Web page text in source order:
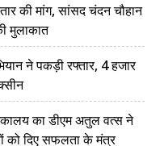
की मांग, सांसद चंदन चौहान
मुलाकात
ने पकड़ी रफ्तार, 4 हजार
का डीएम अतुल वत्स ने
को दिए सफलता के मंत्र